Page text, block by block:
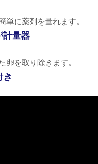
単に薬剤を量れます。
計量器
卵を取り除きます。
き